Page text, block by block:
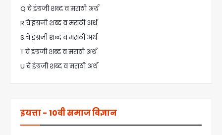
Q चे इंग्रजी शब्द व मराठी अर्थ
R चे इंग्रजी शब्द व मराठी अर्थ
S चे इंग्रजी शब्द व मराठी अर्थ
T चे इंग्रजी शब्द व मराठी अर्थ
U चे इंग्रजी शब्द व मराठी अर्थ
इयत्ता - 10वी समाज विज्ञान